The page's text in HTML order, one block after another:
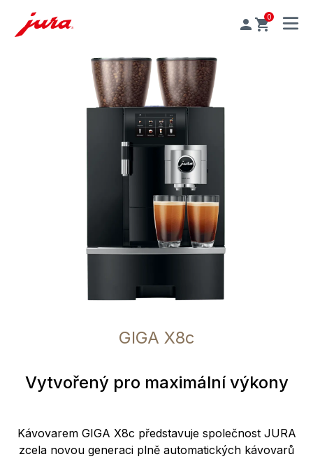
0
MENU
GIGA X8c
Vytvořený pro maximální výkony
Kávovarem GIGA X8c představuje společnost JURA
zcela novou generaci plně automatických kávovarů